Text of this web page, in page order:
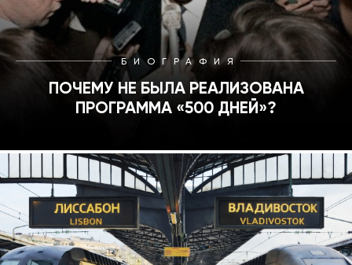
БИОГРАФИЯ
ПОЧЕМУ НЕ БЫЛА РЕАЛИЗОВАНА
ПРОГРАММА «500 ДНЕЙ»?